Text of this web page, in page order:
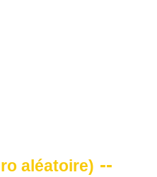
aléatoire) --